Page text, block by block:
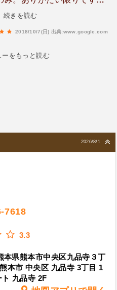
に何となく似ている美容師
。
続きを読む
2018/10/7(日) 出典:www.google.com
ーをもっと読む
2026/8/1
7618
3.3
本県熊本市中央区九品寺３丁
本市 中央区 九品寺 3丁目 1
九品寺 2F